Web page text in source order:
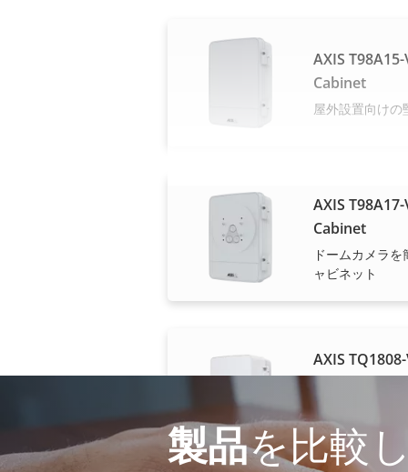
AXIS
Cabinet
屋外設置向けの
AXIS
Cabinet
ドームカメラ
ャビネット
AXIS
Cabinet
ネット
製品を比較